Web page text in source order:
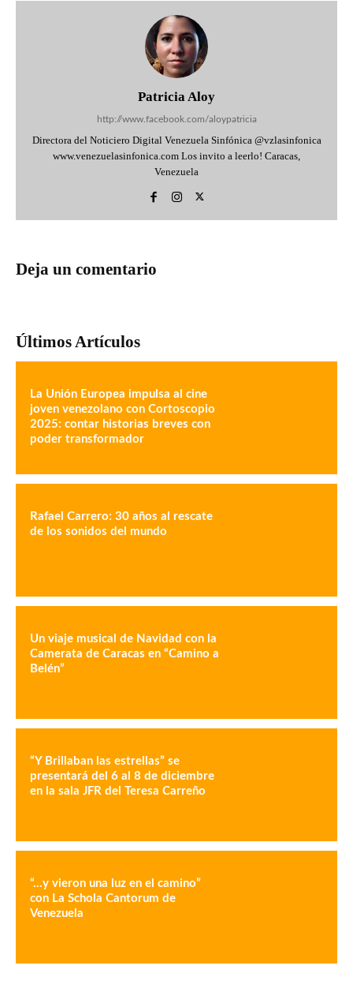
Patricia Aloy
http://www.facebook.com/aloypatricia
Directora del Noticiero Digital Venezuela Sinfónica @vzlasinfonica
www.venezuelasinfonica.com Los invito a leerlo! Caracas,
Venezuela
Deja un comentario
Últimos Artículos
La Unión Europea impulsa al cine
joven venezolano con Cortoscopio
2025: contar historias breves con
poder transformador
Rafael Carrero: 30 años al rescate
de los sonidos del mundo
Un viaje musical de Navidad con la
Camerata de Caracas en “Camino a
Belén”
“Y Brillaban las estrellas” se
presentará del 6 al 8 de diciembre
en la sala JFR del Teresa Carreño
“…y vieron una luz en el camino”
con La Schola Cantorum de
Venezuela